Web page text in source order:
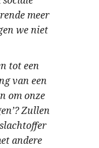
meer
we niet
tot een
van een
om onze
Zullen
andere